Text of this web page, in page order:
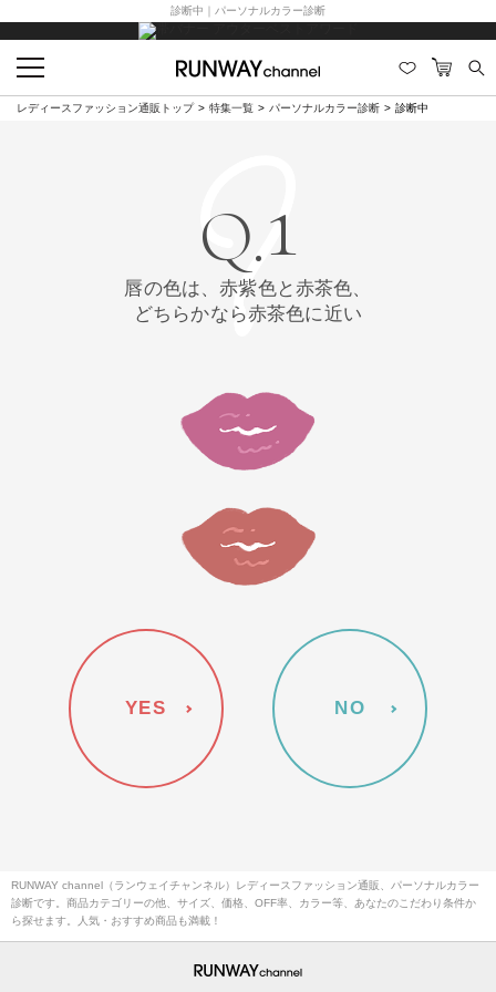
診断中｜パーソナルカラー診断
レディースファッション通販トップ 特集一覧 パーソナルカラー診断 診断中
Q.1
唇の色は、赤紫色と赤茶色、
どちらかなら赤茶色に近い
YES NO
RUNWAY channel（ランウェイチャンネル）レディースファッション通販、パーソナルカラー
診断です。商品カテゴリーの他、サイズ、価格、OFF率、カラー等、あなたのこだわり条件か
ら探せます。人気・おすすめ商品も満載！